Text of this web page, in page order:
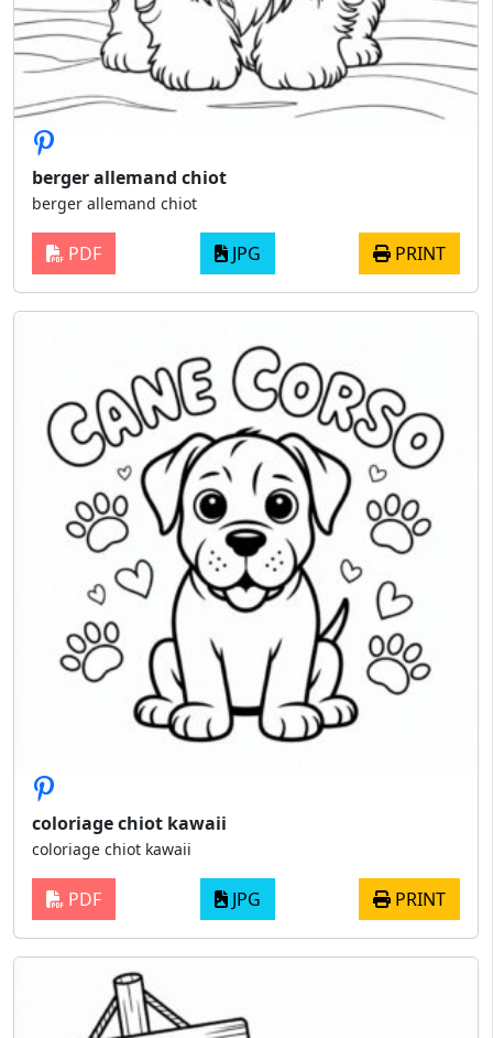
berger allemand chiot
berger allemand chiot
PDF JPG PRINT
coloriage chiot kawaii
coloriage chiot kawaii
PDF JPG PRINT